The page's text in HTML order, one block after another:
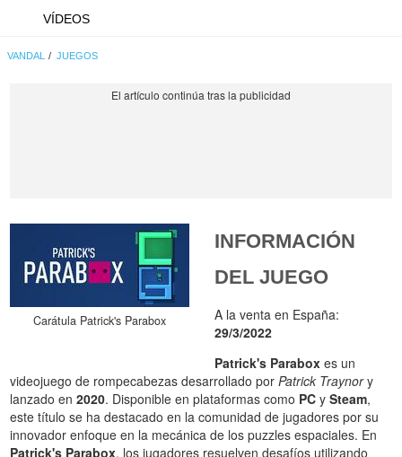
VÍDEOS
VANDAL JUEGOS
Carátula Patrick's Parabox
INFORMACIÓN
DEL JUEGO
A la venta en España:
29/3/2022
Patrick's Parabox es un
videojuego de rompecabezas desarrollado porPatrick Traynory
lanzado en2020. Disponible en plataformas como PC ySteam,
este título se ha destacado en la comunidad de jugadores por su
innovador enfoque en la mecánica de los puzzles espaciales. En
Patrick's Parabox, los jugadores resuelven desafíos utilizando